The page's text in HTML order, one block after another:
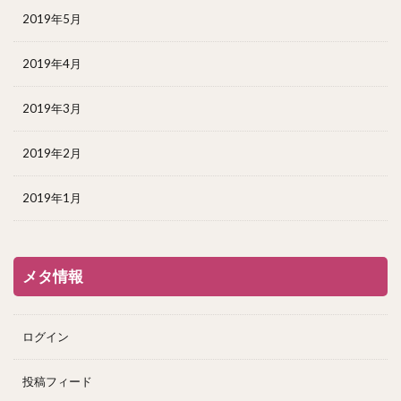
2019年5月
2019年4月
2019年3月
2019年2月
2019年1月
メタ情報
ログイン
投稿フィード